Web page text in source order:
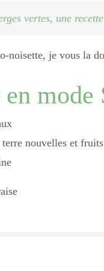
vertes, une
noisette, je vous la
en mode
nouvelles et fruits